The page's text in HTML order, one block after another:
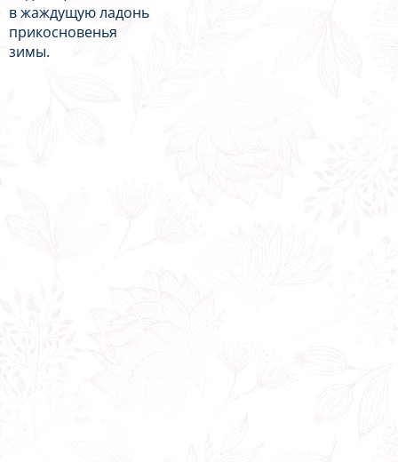
в жаждущую ладонь
прикосновенья
зимы.